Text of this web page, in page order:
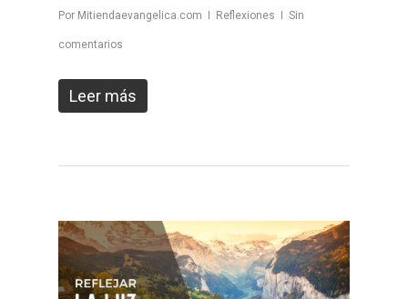
Por Mitiendaevangelica.com Reflexiones Sin
comentarios
Leer más